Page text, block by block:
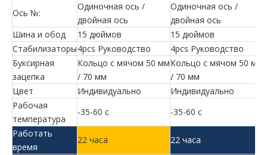
Ось №:
Одиночная ось /
двойная ось
Одиночная ось /
двойная ось
Шина и обод
15 дюймов 15 дюймов
Стабилизаторы4pcs Руководство 4pcs Руководство
Буксирная
зацепка
Кольцо с мячом 50 мм
/ 70 мм
Кольцо с мячом 50 мм
/ 70 мм
Цвет
Индивидуально Индивидуально
Рабочая
температура
-35-60 c -35-60 c
Работать
время
22 часа 22 часа